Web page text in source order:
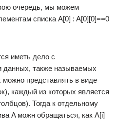
очередь, мы можем
списка A[0] : A[0][0]==0
иметь дело с
данных, также называемых
представлять в виде
каждый из которых является
Тогда к отдельному
A можн обращаться, как A[i]